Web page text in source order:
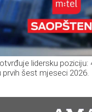
lidersku poziciju:
prvih šest mjeseci 2026.